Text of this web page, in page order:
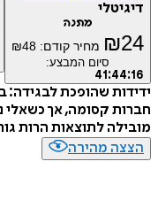
₪ מחיר קודם: ₪48
סיום המבצע:
41
27
שהופכת לבגידה:
קסומה, אך כשאלי
לתוצאות הרות גורל
מהירה